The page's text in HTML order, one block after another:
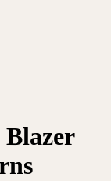
Blazer